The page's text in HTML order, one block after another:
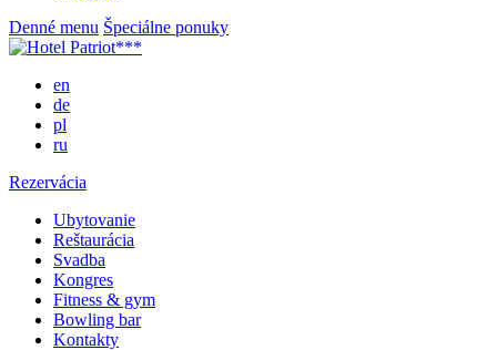
Denné menu Špeciálne ponuky
en
de
pl
ru
Rezervácia
Ubytovanie
Reštaurácia
Svadba
Kongres
Fitness & gym
Bowling bar
Kontakty